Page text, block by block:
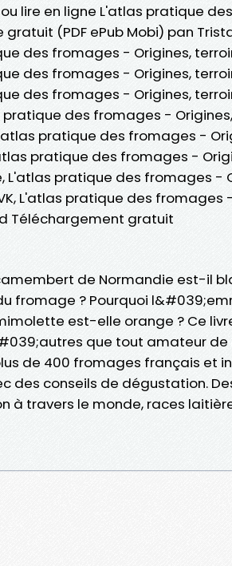
lire en ligne L'atlas pratique
gratuit (PDF ePub Mobi) pan
des fromages - Origines,
des fromages - Origines,
des fromages - Origines,
pratique des fromages -
pratique des fromages -
pratique des fromages -
L'atlas pratique des fromages -
L'atlas pratique des fromages
Téléchargement gratuit
de Normandie est-il
fromage ? Pourquoi
est-elle orange ? Ce
que tout amateur de
de 400 fromages français et
des conseils de dégustation.
à travers le monde, races